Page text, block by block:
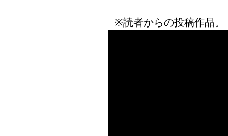
※読者からの投稿作品